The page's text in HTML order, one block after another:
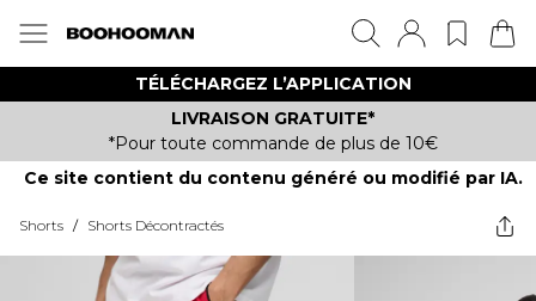
TÉLÉCHARGEZ L’APPLICATION
LIVRAISON GRATUITE*
*Pour toute commande de plus de 10€
Ce site contient du contenu généré ou modifié par IA.
Shorts / Shorts Décontractés